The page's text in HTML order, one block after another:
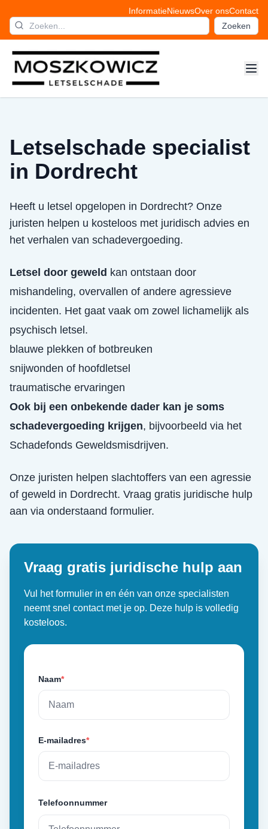
InformatieNieuwsOver onsContact
Zoeken
Letselschade specialist
in Dordrecht
Heeft u letsel opgelopen in Dordrecht? Onze
juristen helpen u kosteloos met juridisch advies en
het verhalen van schadevergoeding.
Letsel door geweld kan ontstaan door
mishandeling, overvallen of andere agressieve
incidenten. Het gaat vaak om zowel lichamelijk als
psychisch letsel.
blauwe plekken of botbreuken
snijwonden of hoofdletsel
traumatische ervaringen
Ook bij een onbekende dader kan je soms
schadevergoeding krijgen, bijvoorbeeld via het
Schadefonds Geweldsmisdrijven.
Onze juristen helpen slachtoffers van een agressie
of geweld in Dordrecht. Vraag gratis juridische hulp
aan via onderstaand formulier.
Vraag gratis juridische hulp aan
Vul het formulier in en één van onze specialisten
neemt snel contact met je op. Deze hulp is volledig
kosteloos.
Naam*
E-mailadres*
Telefoonnummer